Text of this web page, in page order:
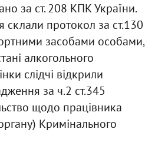
за ст. 208 КПК України.
склали протокол за ст.130
засобами особами,
алкогольного
слідчі відкрили
за ч.2 ст.345
щодо працівника
Кримінального